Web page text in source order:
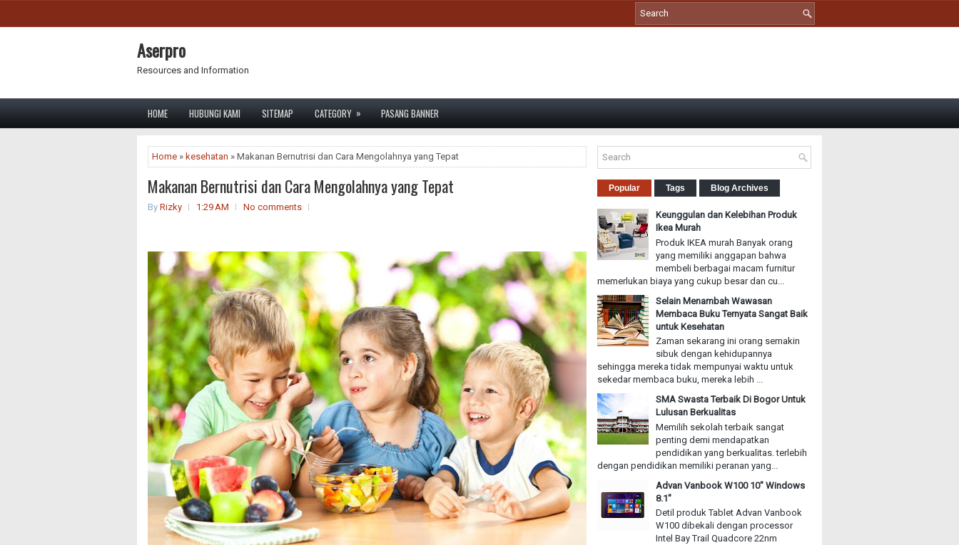
Aserpro
Resources and Information
HOME HUBUNGI KAMI SITEMAP CATEGORY » PASANG BANNER
Home » kesehatan » Makanan Bernutrisi dan Cara Mengolahnya yang Tepat
Makanan Bernutrisi dan Cara Mengolahnya yang Tepat
By Rizky 1:29 AM No comments
Popular Tags Blog Archives
Keunggulan dan Kelebihan Produk
Ikea Murah
Produk IKEA murah Banyak orang
yang memiliki anggapan bahwa
membeli berbagai macam furnitur
memerlukan biaya yang cukup besar dan cu...
Selain Menambah Wawasan
Membaca Buku Ternyata Sangat Baik
untuk Kesehatan
Zaman sekarang ini orang semakin
sibuk dengan kehidupannya
sehingga mereka tidak mempunyai waktu untuk
sekedar membaca buku, mereka lebih ...
SMA Swasta Terbaik Di Bogor Untuk
Lulusan Berkualitas
Memilih sekolah terbaik sangat
penting demi mendapatkan
pendidikan yang berkualitas. terlebih
dengan pendidikan memiliki peranan yang...
Advan Vanbook W100 10" Windows
8.1"
Detil produk Tablet Advan Vanbook
W100 dibekali dengan processor
Intel Bay Trail Quadcore 22nm